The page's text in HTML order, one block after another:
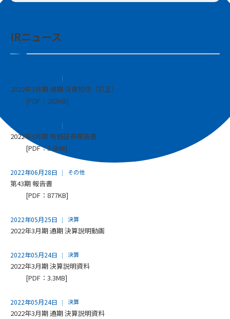
IRニュース
2022年3月期 通期 決算短信（訂正）
[PDF：203KB]
2022年06月28日
2022年3月期 有価証券報告書
[PDF：3.6MB]
2022年06月28日 その他
第43期 報告書
[PDF：877KB]
2022年05月25日 決算
2022年3月期 通期 決算説明動画
2022年05月24日 決算
2022年3月期 決算説明資料
[PDF：3.3MB]
2022年05月24日 決算
2022年3月期 通期 決算説明資料